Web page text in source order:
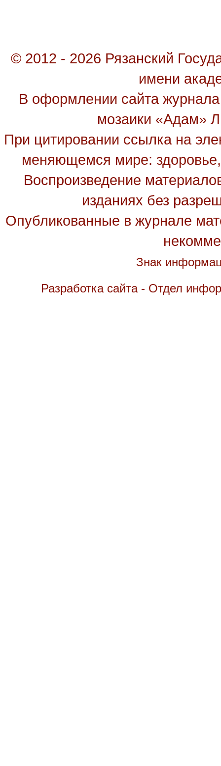
© 2012 - 2026 Рязанский
имени
В оформлении сайта
мозаики «Адам»
При цитировании ссылка на
меняющемся мире: здоровье,
Воспроизведение
изданиях без
Опубликованные в журнале
Знак
Разработка сайта - Отдел